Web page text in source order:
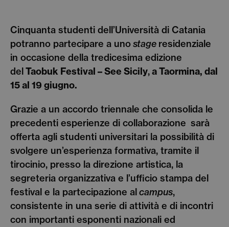
Cinquanta studenti dell’Università di Catania
potranno partecipare a unostage residenziale
in occasione della tredicesima edizione
delTaobuk Festival – See Sicily,a Taormina, dal
15 al 19 giugno.
Grazie a un accordo triennale che consolida le
precedenti esperienze di collaborazione sarà
offerta agli studenti universitari la possibilità di
svolgere un’esperienza formativa, tramite il
tirocinio, presso la direzione artistica, la
segreteria organizzativa e l’ufficio stampa del
festival e la partecipazione alcampus,
consistente in una serie di attività e di incontri
con importanti esponenti nazionali ed